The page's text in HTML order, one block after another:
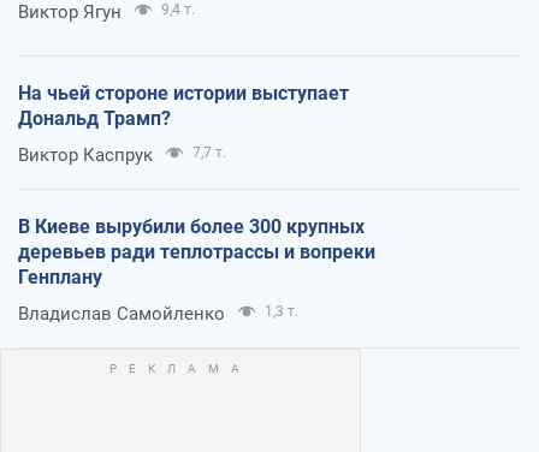
Виктор Ягун 9,4 т.
На чьей стороне истории выступает
Дональд Трамп?
Виктор Каспрук 7,7 т.
В Киеве вырубили более 300 крупных
деревьев ради теплотрассы и вопреки
Генплану
Владислав Самойленко 1,3 т.